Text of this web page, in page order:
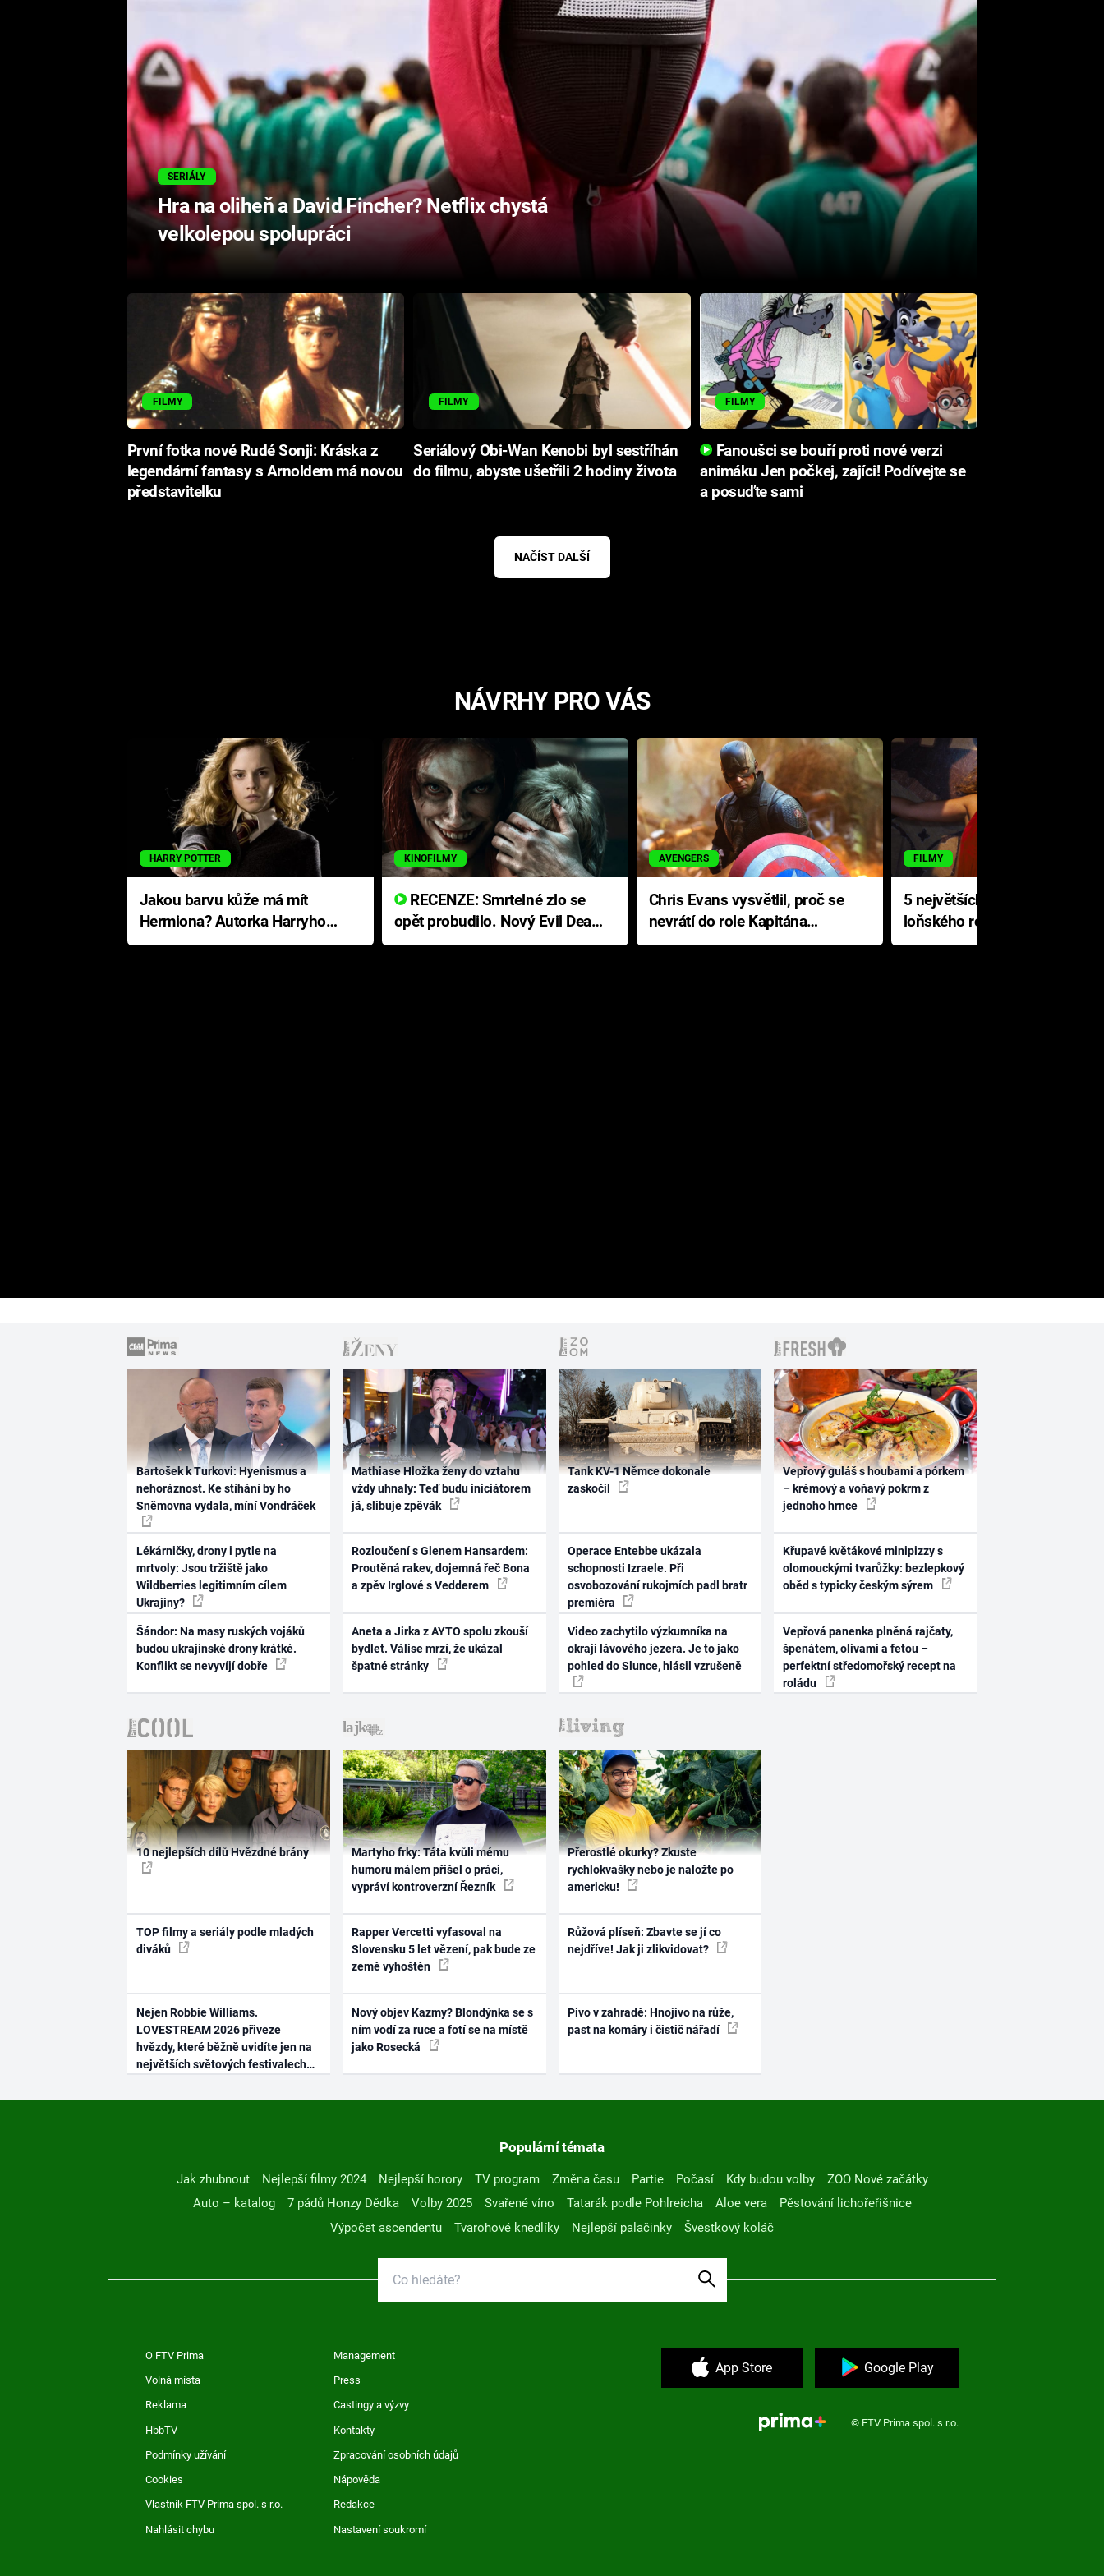
SERIÁLY
Hra na oliheň a David Fincher? Netflix chystá
velkolepou spolupráci
FILMY
První fotka nové Rudé Sonji: Kráska z
legendární fantasy s Arnoldem má novou
představitelku
FILMY
Seriálový Obi-Wan Kenobi byl sestříhán
do filmu, abyste ušetřili 2 hodiny života
FILMY
Fanoušci se bouří proti nové verzi
animáku Jen počkej, zajíci! Podívejte se
a posuďte sami
NAČÍST DALŠÍ
NÁVRHY PRO VÁS
HARRY POTTER
Jakou barvu kůže má mít
Hermiona? Autorka Harryho
Pottera přišla s ráznou
KINOFILMY
RECENZE: Smrtelné zlo se
opět probudilo. Nový Evil Dead
přichází s neodolatelnou
AVENGERS
Chris Evans vysvětlil, proč se
nevrátí do role Kapitána
Ameriky
FILMY
5 největších propadáků
loňského roku: Disney na
jediné katastrofě prodělal 200
Bartošek k Turkovi: Hyenismus a
nehoráznost. Ke stíhání by ho
Sněmovna vydala, míní Vondráček
Lékárničky, drony i pytle na
mrtvoly: Jsou tržiště jako
Wildberries legitimním cílem
Ukrajiny?
Šándor: Na masy ruských vojáků
budou ukrajinské drony krátké.
Konflikt se nevyvíjí dobře
Mathiase Hložka ženy do vztahu
vždy uhnaly: Teď budu iniciátorem
já, slibuje zpěvák
Rozloučení s Glenem Hansardem:
Proutěná rakev, dojemná řeč Bona
a zpěv Irglové s Vedderem
Aneta a Jirka z AYTO spolu zkouší
bydlet. Válise mrzí, že ukázal
špatné stránky
Tank KV-1 Němce dokonale
zaskočil
Operace Entebbe ukázala
schopnosti Izraele. Při
osvobozování rukojmích padl bratr
premiéra
Video zachytilo výzkumníka na
okraji lávového jezera. Je to jako
pohled do Slunce, hlásil vzrušeně
Vepřový guláš s houbami a pórkem
– krémový a voňavý pokrm z
jednoho hrnce
Křupavé květákové minipizzy s
olomouckými tvarůžky: bezlepkový
oběd s typicky českým sýrem
Vepřová panenka plněná rajčaty,
špenátem, olivami a fetou –
perfektní středomořský recept na
roládu
10 nejlepších dílů Hvězdné brány
TOP filmy a seriály podle mladých
diváků
Nejen Robbie Williams.
LOVESTREAM 2026 přiveze
hvězdy, které běžně uvidíte jen na
největších světových festivalech
Martyho frky: Táta kvůli mému
humoru málem přišel o práci,
vypráví kontroverzní Řezník
Rapper Vercetti vyfasoval na
Slovensku 5 let vězení, pak bude ze
země vyhoštěn
Nový objev Kazmy? Blondýnka se s
ním vodí za ruce a fotí se na místě
jako Rosecká
Přerostlé okurky? Zkuste
rychlokvašky nebo je naložte po
americku!
Růžová plíseň: Zbavte se jí co
nejdříve! Jak ji zlikvidovat?
Pivo v zahradě: Hnojivo na růže,
past na komáry i čistič nářadí
Populární témata
Jak zhubnout Nejlepší filmy 2024 Nejlepší horory TV program Změna času Partie Počasí Kdy budou volby
ZOO Nové začátky
Auto – katalog
7 pádů Honzy Dědka Volby 2025 Svařené víno Tatarák podle Pohlreicha Aloe vera
Pěstování lichořeřišnice
Výpočet ascendentu
Tvarohové knedlíky Nejlepší palačinky Švestkový koláč
O FTV Prima Management
Volná místa Press
Reklama Castingy a výzvy
HbbTV Kontakty
Podmínky užívání Zpracování osobních údajů
Cookies Nápověda
Vlastník FTV Prima spol. s r.o. Redakce
Nahlásit chybu Nastavení soukromí
App Store Google Play
© FTV Prima spol. s r.o.